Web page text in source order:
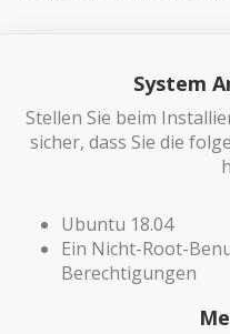
System
Stellen Sie beim
sicher, dass Sie die
Ubuntu 18.04
Ein Nicht-Root-
Berechtigungen